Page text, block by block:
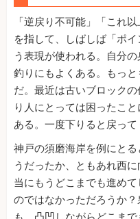
「逆戻り不可能」「これ
を指して、しばしば「ポ
う表現が使われる。自分
釣りにもよくある。もっ
だ。最近は古いブロック
り人にとっては困ったこ
ある。一度下りると戻って
神戸の須磨海岸を例にと
うだったか、ともあれ西
当にもうどこまでも進め
のではなかっただろうか